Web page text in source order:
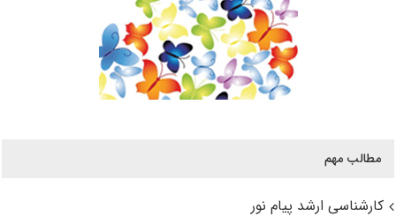
مطالب مهم
کارشناسی ارشد پیام نور